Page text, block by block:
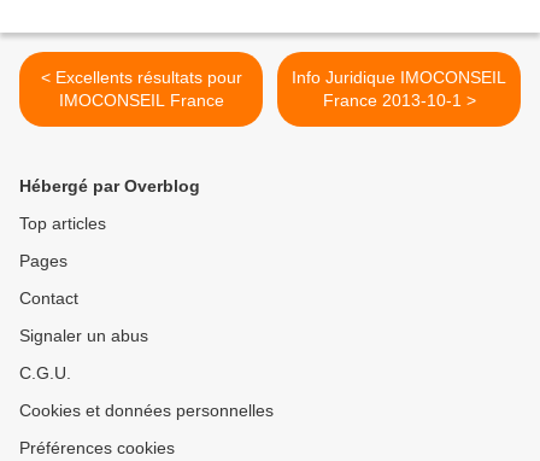
< Excellents résultats pour
IMOCONSEIL France
Info Juridique IMOCONSEIL
France 2013-10-1 >
Hébergé par Overblog
Top articles
Pages
Contact
Signaler un abus
C.G.U.
Cookies et données personnelles
Préférences cookies